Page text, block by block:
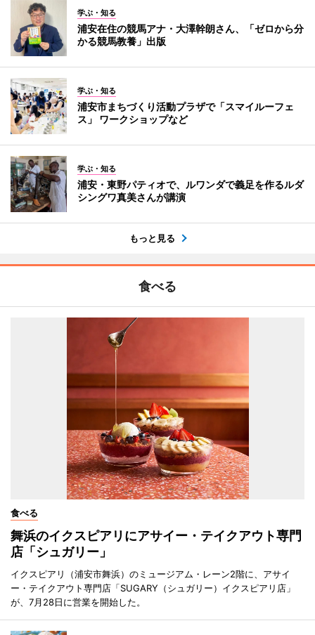
学ぶ・知る
浦安在住の競馬アナ・大澤幹朗さん、「ゼロから分
かる競馬教養」出版
学ぶ・知る
浦安市まちづくり活動プラザで「スマイルーフェ
ス」 ワークショップなど
学ぶ・知る
浦安・東野パティオで、ルワンダで義足を作るルダ
シングワ真美さんが講演
もっと見る
食べる
食べる
舞浜のイクスピアリにアサイー・テイクアウト専門
店「シュガリー」
イクスピアリ（浦安市舞浜）のミュージアム・レーン2階に、アサイ
ー・テイクアウト専門店「SUGARY（シュガリー）イクスピアリ店」
が、7月28日に営業を開始した。